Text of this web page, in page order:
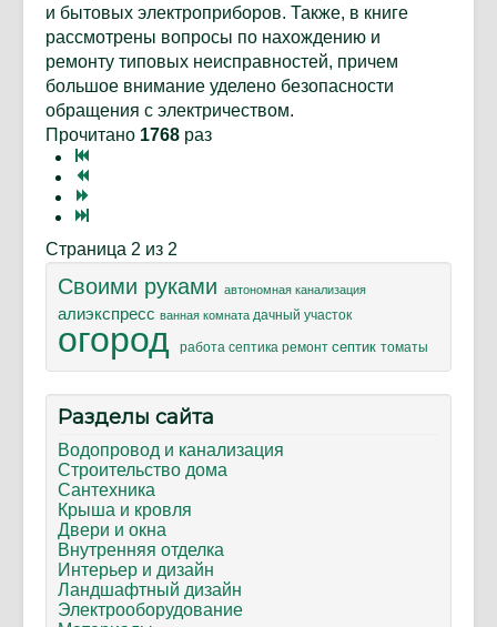
и бытовых электроприборов. Также, в книге
рассмотрены вопросы по нахождению и
ремонту типовых неисправностей, причем
большое внимание уделено безопасности
обращения с электричеством.
Прочитано 1768 раз
Страница 2 из 2
Своими руками автономная канализация
алиэкспресс ванная комната дачный участок
огород работа септика ремонт септик томаты
Разделы сайта
Водопровод и канализация
Строительство дома
Сантехника
Крыша и кровля
Двери и окна
Внутренняя отделка
Интерьер и дизайн
Ландшафтный дизайн
Электрооборудование